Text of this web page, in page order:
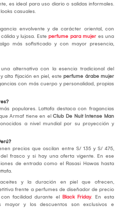
es ideal para uso diario o salidas informales.
casuales.
envolvente y de carácter oriental, con
y lujosa. Este perfume para mujer es una
más sofisticado y con mayor presencia,
alternativa con la esencia tradicional del
alta fijación en piel, este perfume árabe mujer
con más cuerpo y personalidad, propias
populares. Lattafa destaca con fragancias
Armaf tiene en el Club De Nuit Intense Man
a nivel mundial por su proyección y
precios que oscilan entre S/ 135 y S/ 475,
frasco y si hay una oferta vigente. En ese
de entrada como el Rasasi Hawas hasta
y la duración en piel que ofrecen,
frente a perfumes de diseñador de precio
con facilidad durante el Black Friday. En esta
mayor y los descuentos son exclusivos e